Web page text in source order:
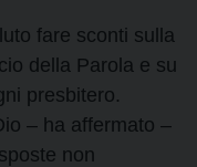
fare sconti sulla
della Parola e su
presbitero.
– ha affermato –
non